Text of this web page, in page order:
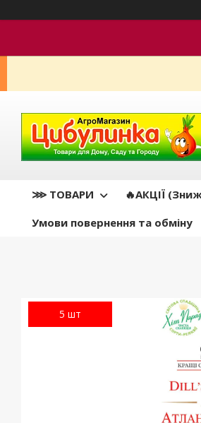
⋙ ТОВАРИ 🔥АКЦІЇ
Умови повернення та обміну
5 шт